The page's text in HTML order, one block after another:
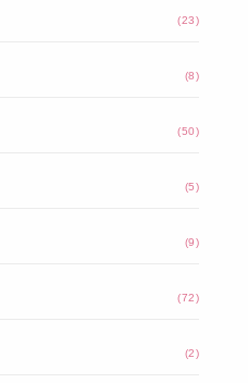
(23)
(8)
(50)
(5)
(9)
(72)
(2)